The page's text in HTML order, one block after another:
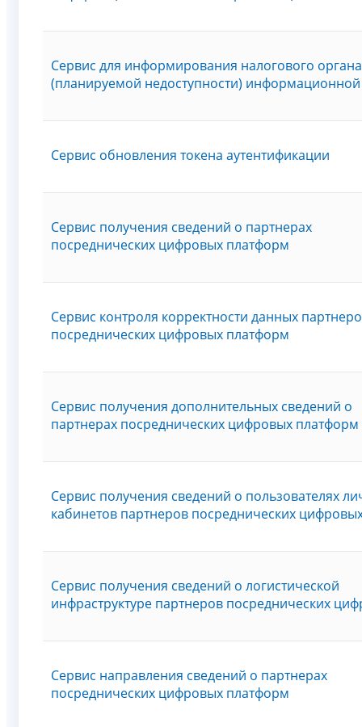
Сервис для информирования налогового
(планируемой недоступности)
Сервис обновления токена аутентификации
Сервис получения сведений о партнерах
посреднических цифровых платформ
Сервис контроля корректности данных
посреднических цифровых платформ
Сервис получения дополнительных сведений о
партнерах посреднических цифровых платформ
Сервис получения сведений о пользователях
кабинетов партнеров посреднических
Сервис получения сведений о логистической
инфраструктуре партнеров посреднических
Сервис направления сведений о партнерах
посреднических цифровых платформ